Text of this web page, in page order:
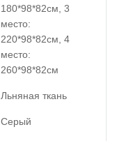
180*98*82см, 3
место:
220*98*82см, 4
место:
260*98*82см
Льняная ткань
Серый